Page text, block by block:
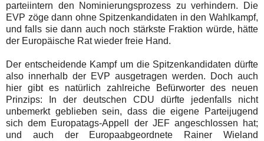
parteiintern den Nominierungsprozess zu verhindern. Die
EVP zöge dann ohne Spitzenkandidaten in den Wahlkampf,
und falls sie dann auch noch stärkste Fraktion würde, hätte
der Europäische Rat wieder freie Hand.
Der entscheidende Kampf um die Spitzenkandidaten dürfte
also innerhalb der EVP ausgetragen werden. Doch auch
hier gibt es natürlich zahlreiche Befürworter des neuen
Prinzips: In der deutschen CDU dürfte jedenfalls nicht
unbemerkt geblieben sein, dass die eigene Parteijugend
sich dem Europatags-Appell der JEF angeschlossen hat;
und auch der Europaabgeordnete Rainer Wieland